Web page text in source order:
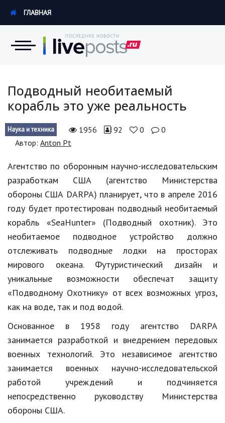
Экономика
Происшествия
Россия
Наука и техника
Политика
Образование
В мире
Культура
Авто, мото
Знаменитости
Статьи
Обзоры
Рецепты
ГЛАВНАЯ
Подводный необитаемый
корабль это уже реальность
Наука и техника 1956 92 0
0
Автор: Anton Pt
Агентство по оборонным научно-исследовательским
разработкам США (агентство Министерства
обороны США DARPA) планирует, что в апреле 2016
году будет протестирован подводный необитаемый
корабль «SeaHunter» (Подводный охотник). Это
необитаемое подводное устройство должно
отслеживать подводные лодки на просторах
мирового океана. Футуристический дизайн и
уникальные возможности обеспечат защиту
«Подводному Охотнику» от всех возможных угроз,
как на воде, так и под водой.
Основанное в 1958 году агентство DARPA
занимается разработкой и внедрением передовых
военных технологий. Это независимое агентство
занимается военных научно-исследовательской
работой учреждений и подчиняется
непосредственно руководству Министерства
обороны США.